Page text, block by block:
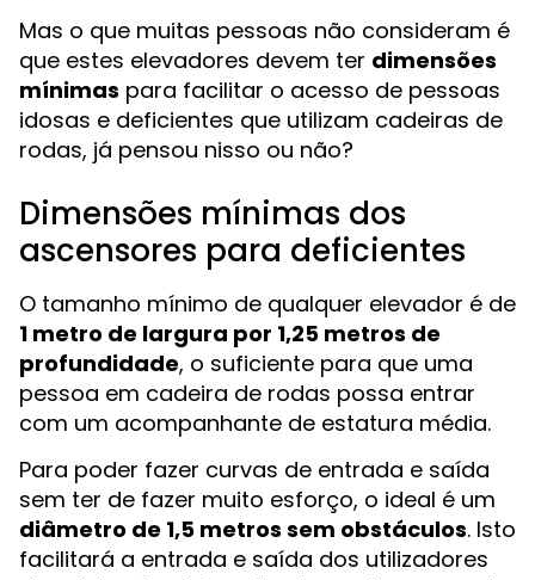
Mas o que muitas pessoas não consideram é
que estes elevadores devem ter dimensões
mínimas para facilitar o acesso de pessoas
idosas e deficientes que utilizam cadeiras de
rodas, já pensou nisso ou não?
Dimensões mínimas dos
ascensores para deficientes
O tamanho mínimo de qualquer elevador é de
1 metro de largura por 1,25 metros de
profundidade, o suficiente para que uma
pessoa em cadeira de rodas possa entrar
com um acompanhante de estatura média.
Para poder fazer curvas de entrada e saída
sem ter de fazer muito esforço, o ideal é um
diâmetro de 1,5 metros sem obstáculos. Isto
facilitará a entrada e saída dos utilizadores